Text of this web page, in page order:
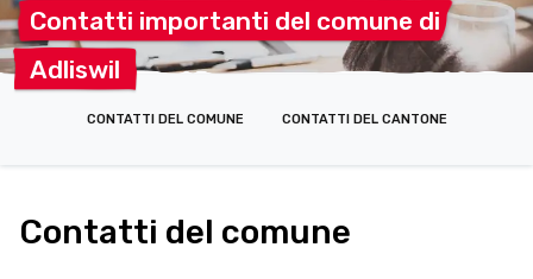
Contatti importanti del comune di
Adliswil
CONTATTI DEL COMUNE CONTATTI DEL CANTONE
Contatti del comune